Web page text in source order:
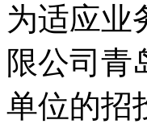
为适应业
限公司青
单位的招